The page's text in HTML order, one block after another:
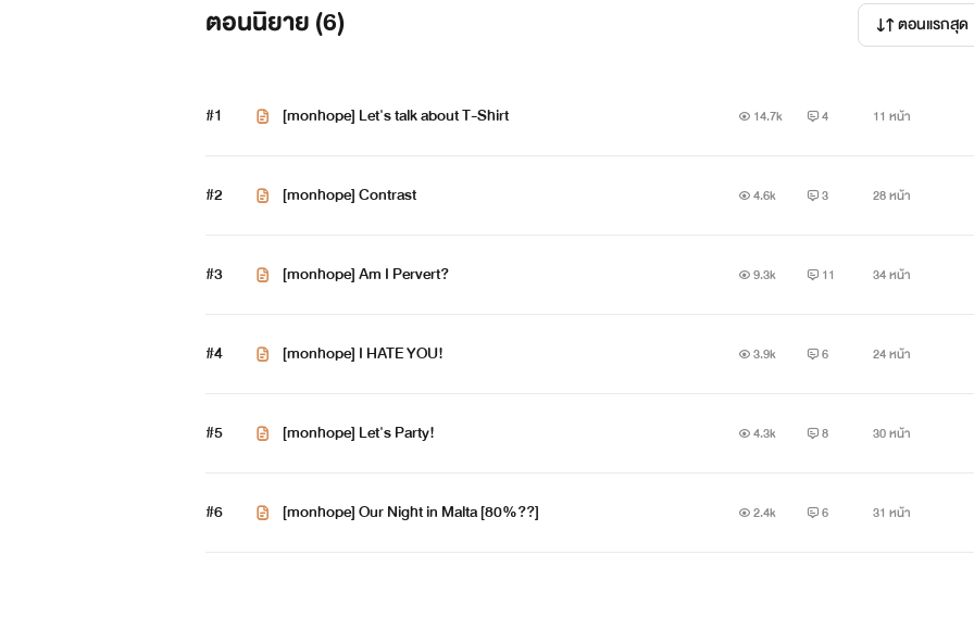
ชายรักชายรับมิได้กดออกเลยจ้า
ตอนนิยาย (6) ตอนแรกสุด
#1 [monhope] Let's talk about T-Shirt 14.7k 4 11 หน้า
#2 [monhope] Contrast 4.6k 3 28 หน้า
#3 [monhope] Am I Pervert? 9.3k 11 34 หน้า
#4 [monhope] I HATE YOU! 3.9k 6 24 หน้า
#5 [monhope] Let's Party! 4.3k 8 30 หน้า
#6 [monhope] Our Night in Malta [80%??] 2.4k 6 31 หน้า